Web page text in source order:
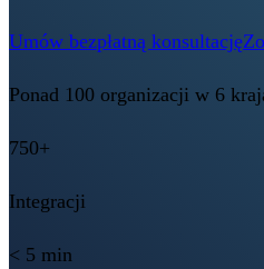
Umów bezpłatną konsultację
Ponad 100 organizacji w 6
750+
Integracji
< 5 min